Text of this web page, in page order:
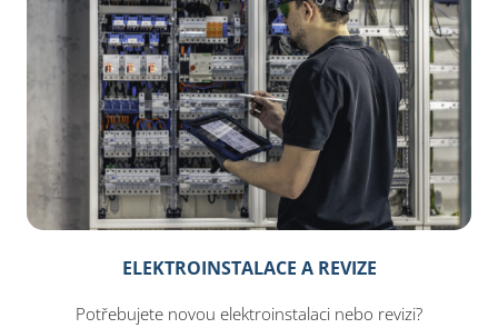
ELEKTROINSTALACE A REVIZE
Potřebujete novou elektroinstalaci nebo revizi?